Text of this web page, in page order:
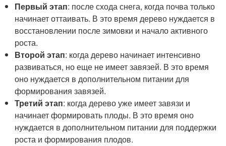
Первый этап: после схода снега, когда почва только
начинает оттаивать. В это время дерево нуждается в
восстановлении после зимовки и начало активного
роста.
Второй этап: когда дерево начинает интенсивно
развиваться, но еще не имеет завязей. В это время
оно нуждается в дополнительном питании для
формирования завязей.
Третий этап: когда дерево уже имеет завязи и
начинает формировать плоды. В это время оно
нуждается в дополнительном питании для поддержки
роста и формирования плодов.